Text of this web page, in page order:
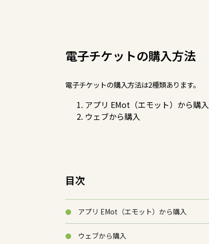
電子チケットの購入方法
電子チケットの購入方法は2種類あります。
アプリ EMot（エモット）から購入
ウェブから購入
目次
アプリ EMot（エモット）から購入
ウェブから購入